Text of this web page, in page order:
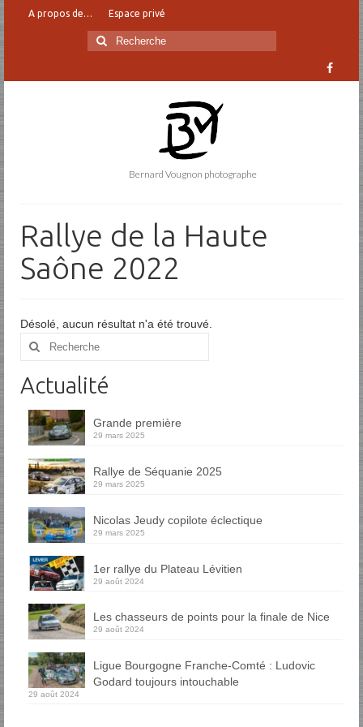
A propos de… Espace privé
Rechercher
:
Bernard Vougnon photographe
Rallye de la Haute
Saône 2022
Désolé, aucun résultat n'a été trouvé.
Rechercher
:
Actualité
Grande première
29 mars 2025
Rallye de Séquanie 2025
29 mars 2025
Nicolas Jeudy copilote éclectique
29 mars 2025
1er rallye du Plateau Lévitien
29 août 2024
Les chasseurs de points pour la finale de Nice
29 août 2024
Ligue Bourgogne Franche-Comté : Ludovic
Godard toujours intouchable
29 août 2024